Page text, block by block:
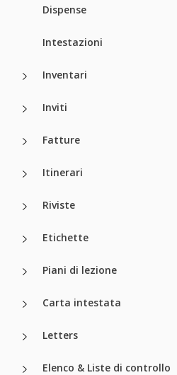
Dispense
Intestazioni
Inventari
Inviti
Fatture
Itinerari
Riviste
Etichette
Piani di lezione
Carta intestata
Letters
Elenco & Liste di controllo